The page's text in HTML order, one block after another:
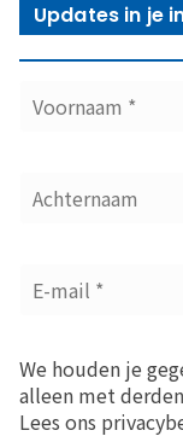
Updates in je
We houden je
alleen met
Lees ons